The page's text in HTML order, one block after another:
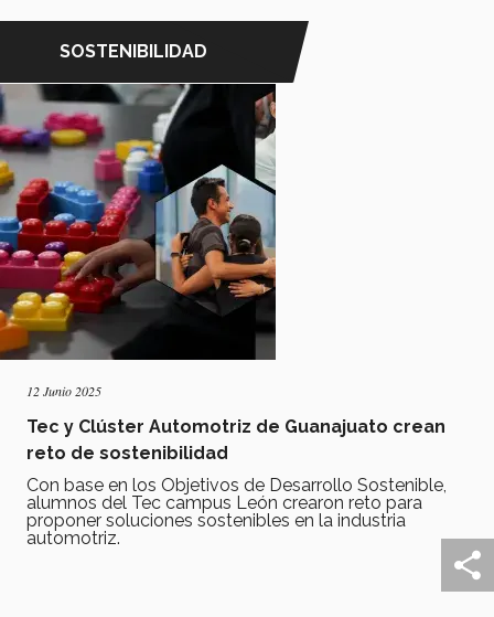
SOSTENIBILIDAD
12 Junio 2025
Tec y Clúster Automotriz de Guanajuato crean
reto de sostenibilidad
Con base en los Objetivos de Desarrollo Sostenible,
alumnos del Tec campus León crearon reto para
proponer soluciones sostenibles en la industria
automotriz.